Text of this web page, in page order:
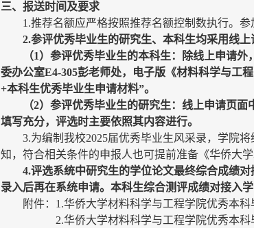
三、报送时间及要求
1.推荐名额应严格按照推荐名额控制数执行。
2.参评优秀毕业生的研究生、本科生均采用线
（1）参评优秀毕业生的本科生：除线上申请
委办公室E4-305彭老师处，电子版《材料科学与工
+本科生优秀毕业生申请材料”。
（2）参评优秀毕业生的研究生：线上申请页
填写充分，评选时主要依照其内容进行。
3.为编制我校2025届优秀毕业生风采录，学院
知，符合相关条件的申报人也可提前准备《华侨大
4.评选系统中研究生的学位论文最终综合成绩
录入后再在系统申请。本科生综合测评成绩对接入学
附件：1.华侨大学材料科学与工程学院优秀本科
2.华侨大学材料科学与工程学院优秀本科